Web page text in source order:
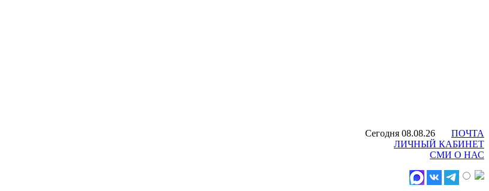
Сегодня 08.08.26
ПОЧТА
ЛИЧНЫЙ КАБИНЕТ
СМИ О НАС